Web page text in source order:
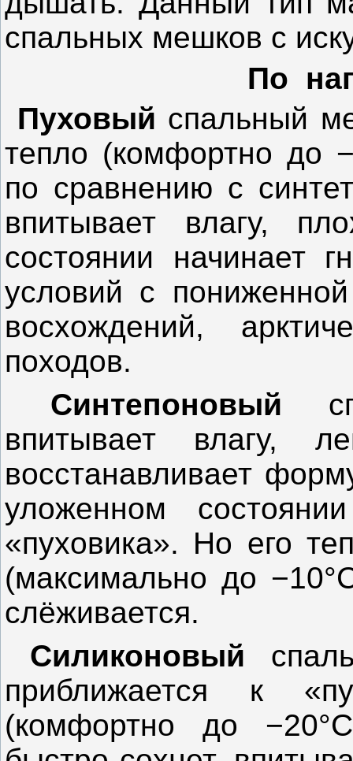
спальных мешков с
По
Пуховый спальный
тепло (комфортно до
по сравнению с
впитывает влагу,
состоянии начинает
условий с
восхождений,
походов.
Синтепоновый
впитывает влагу,
восстанавливает
уложенном
«пуховика». Но его
(максимально до
слёживается.
Силиконовый
приближается к
(комфортно до